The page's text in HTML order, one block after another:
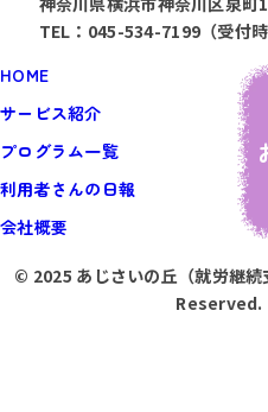
TEL：045-534-7199（受付時
HOME
サービス紹介
プログラム一覧
利用者さんの日報
会社概要
© 2025 あじさいの丘（就労継
Reserved.